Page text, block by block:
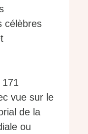
célèbres
vue sur le
de la
ou